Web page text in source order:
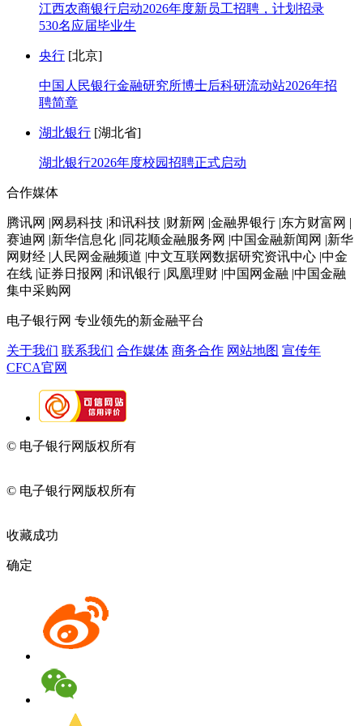
江西农商银行启动2026年度新员工招聘，计划招录
530名应届毕业生
央行 [北京]
中国人民银行金融研究所博士后科研流动站2026年招
聘简章
湖北银行 [湖北省]
湖北银行2026年度校园招聘正式启动
合作媒体
腾讯网 |网易科技 |和讯科技 |财新网 |金融界银行 |东方财富网 |
赛迪网 |新华信息化 |同花顺金融服务网 |中国金融新闻网 |新华
网财经 |人民网金融频道 |中文互联网数据研究资讯中心 |中金
在线 |证券日报网 |和讯银行 |凤凰理财 |中国网金融 |中国金融
集中采购网
电子银行网 专业领先的新金融平台
关于我们 联系我们 合作媒体 商务合作 网站地图 宣传年
CFCA官网
© 电子银行网版权所有
© 电子银行网版权所有
收藏成功
确定